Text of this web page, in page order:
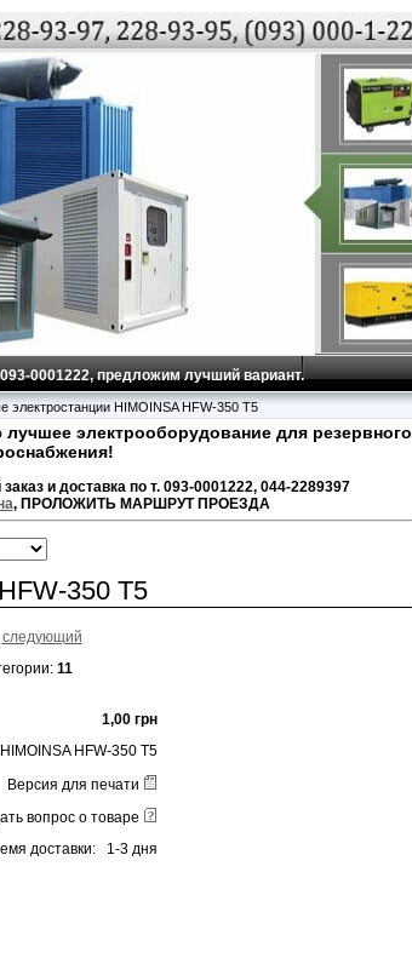
0001222, предложим лучший вариант.
электростанции HIMOINSA HFW-350 T5
электрооборудование для резервного
и доставка по т. 093-0001222, 044-2289397
, ПРОЛОЖИТЬ МАРШРУТ ПРОЕЗДА
350 T5
следующий
11
1,00 грн
HFW-350 T5
Версия для печати
вопрос о товаре
доставки: 1-3 дня